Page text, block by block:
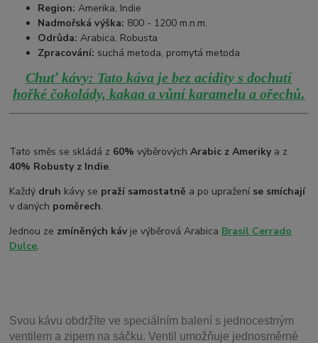
Region: Amerika, Indie
Nadmořská výška: 800 - 1200 m.n.m.
Odrůda: Arabica, Robusta
Zpracování: suchá metoda, promytá metoda
Chuť kávy: Tato káva je bez acidity s dochutí
hořké čokolády, kakaa a vůní karamelu a ořechů.
Tato směs se skládá z 60% výběrovýchArabic z Amerikya z
40% Robusty z Indie.
Každý druh kávy se praží samostatně a po upražení se smíchají
v daných poměrech.
Jednou ze zmíněných kávje výběrová Arabica Brasil Cerrado
Dulce.
Svou kávu obdržíte ve speciálním balení s jednocestným
ventilem a zipem na sáčku. Ventil umožňuje jednosměrné